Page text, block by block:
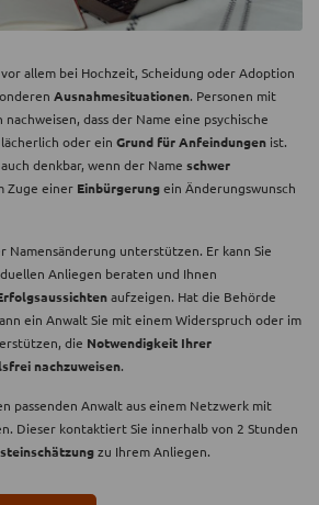
allem bei Hochzeit, Scheidung oder Adoption
Ausnahmesituationen. Personen mit
dass der Name eine psychische
oder ein Grund für Anfeindungen ist.
denkbar, wenn der Name schwer
Zuge einer Einbürgerungein Änderungswunsch
Namensänderung unterstützen. Er kann Sie
Anliegen beraten und Ihnen
aufzeigen. Hat die Behörde
ein Anwalt Sie mit einem Widerspruch oder im
die Notwendigkeit Ihrer
nachzuweisen.
passenden Anwalt aus einem Netzwerk mit
Dieser kontaktiert Sie innerhalb von 2 Stunden
zu Ihrem Anliegen.